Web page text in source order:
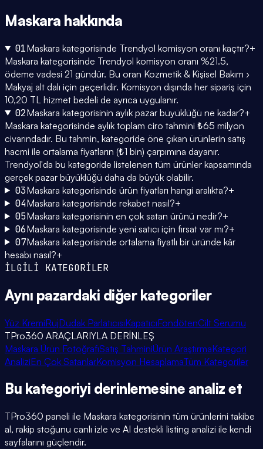
Maskara hakkında
01Maskara kategorisinde Trendyol komisyon oranı kaçtır?+
Maskara kategorisinde Trendyol komisyon oranı %21.5,
ödeme vadesi 21 gündür. Bu oran Kozmetik & Kişisel Bakım ›
Makyaj alt dalı için geçerlidir. Komisyon dışında her sipariş için
10,20 TL hizmet bedeli de ayrıca uygulanır.
02Maskara kategorisinin aylık pazar büyüklüğü ne kadar?+
Maskara kategorisinde aylık toplam ciro tahmini ₺65 milyon
civarındadır. Bu tahmin, kategoride öne çıkan ürünlerin satış
hacmi ile ortalama fiyatların (₺1 bin) çarpımına dayanır.
Trendyol'da bu kategoride listelenen tüm ürünler kapsamında
gerçek pazar büyüklüğü daha da büyük olabilir.
03Maskara kategorisinde ürün fiyatları hangi aralıkta?+
04Maskara kategorisinde rekabet nasıl?+
05Maskara kategorisinin en çok satan ürünü nedir?+
06Maskara kategorisinde yeni satıcı için fırsat var mı?+
07Maskara kategorisinde ortalama fiyatlı bir üründe kâr
hesabı nasıl?+
İLGİLİ KATEGORİLER
Aynı pazardaki diğer kategoriler
Yüz KremiRujDudak ParlatıcısıKapatıcıFondötenCilt Serumu
TPro360 ARAÇLARIYLA DERİNLEŞ
Maskara Ürün FotoğrafıSatış TahminiÜrün AraştırmaKategori
AnaliziEn Çok SatanlarKomisyon HesaplamaTüm Kategoriler
Bu kategoriyi derinlemesine analiz et
TPro360 paneli ile Maskara kategorisinin tüm ürünlerini takibe
al, rakip stoğunu canlı izle ve AI destekli listing analizi ile kendi
sayfalarını güçlendir.